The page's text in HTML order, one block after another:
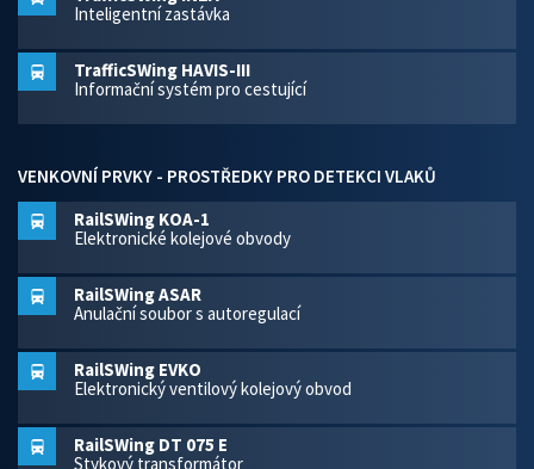
Inteligentní zastávka
TrafficSWing HAVIS-III
Informační systém pro cestující
VENKOVNÍ PRVKY - PROSTŘEDKY PRO DETEKCI VLAKŮ
RailSWing KOA-1
Elektronické kolejové obvody
RailSWing ASAR
Anulační soubor s autoregulací
RailSWing EVKO
Elektronický ventilový kolejový obvod
RailSWing DT 075 E
Stykový transformátor